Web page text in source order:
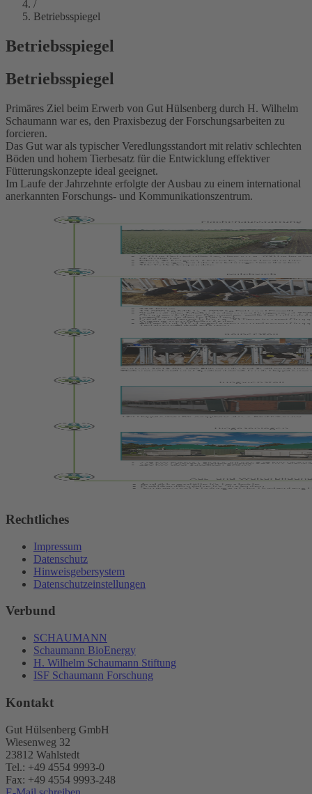
/
Betriebsspiegel
Betriebsspiegel
Betriebsspiegel
Primäres Ziel beim Erwerb von Gut Hülsenberg durch H. Wilhelm
Schaumann war es, den Praxisbezug der Forschungsarbeiten zu
forcieren.
Das Gut war als typischer Veredlungsstandort mit relativ schlechten
Böden und hohem Tierbesatz für die Entwicklung effektiver
Fütterungskonzepte ideal geeignet.
Im Laufe der Jahrzehnte erfolgte der Ausbau zu einem international
anerkannten Forschungs- und Kommunikationszentrum.
Rechtliches
Impressum
Datenschutz
Hinweisgebersystem
Datenschutzeinstellungen
Verbund
SCHAUMANN
Schaumann BioEnergy
H. Wilhelm Schaumann Stiftung
ISF Schaumann Forschung
Kontakt
Gut Hülsenberg GmbH
Wiesenweg 32
23812 Wahlstedt
Tel.: +49 4554 9993-0
Fax: +49 4554 9993-248